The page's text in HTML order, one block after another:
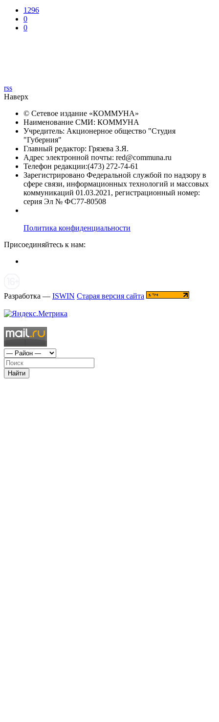
1296
0
0
rss
Наверх
© Сетевое издание «КОММУНА»
Наименование СМИ: КОММУНА
Учредитель: Акционерное общество "Студия
"Губерния"
Главный редактор: Грязева З.Я.
Адрес электронной почты: red@communa.ru
Телефон редакции:(473) 272-74-61
Зарегистрировано Федеральной службой по надзору в
сфере связи, информационных технологий и массовых
коммуникаций 01.03.2021, регистрационный номер:
серия Эл № ФС77-80508
Политика конфиденциальности
Присоединяйтесь к нам:
Разработка — ISWIN Старая версия сайта
Найти